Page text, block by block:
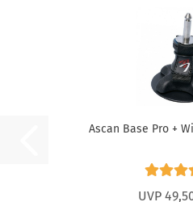
Ascan Base Pro +
UVP